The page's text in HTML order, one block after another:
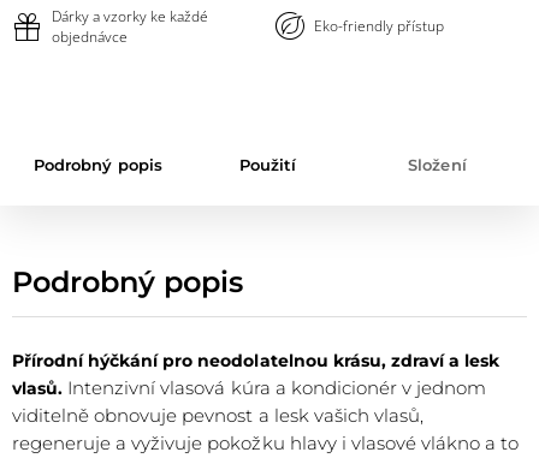
Dárky a vzorky ke každé
objednávce
Eko-friendly přístup
Podrobný popis Použití Složení
Podrobný popis
Přírodní hýčkání pro neodolatelnou krásu, zdraví a lesk
vlasů. Intenzivní vlasová kúra a kondicionér v jednom
viditelně obnovuje pevnost a lesk vašich vlasů,
regeneruje a vyživuje pokožku hlavy i vlasové vlákno a to